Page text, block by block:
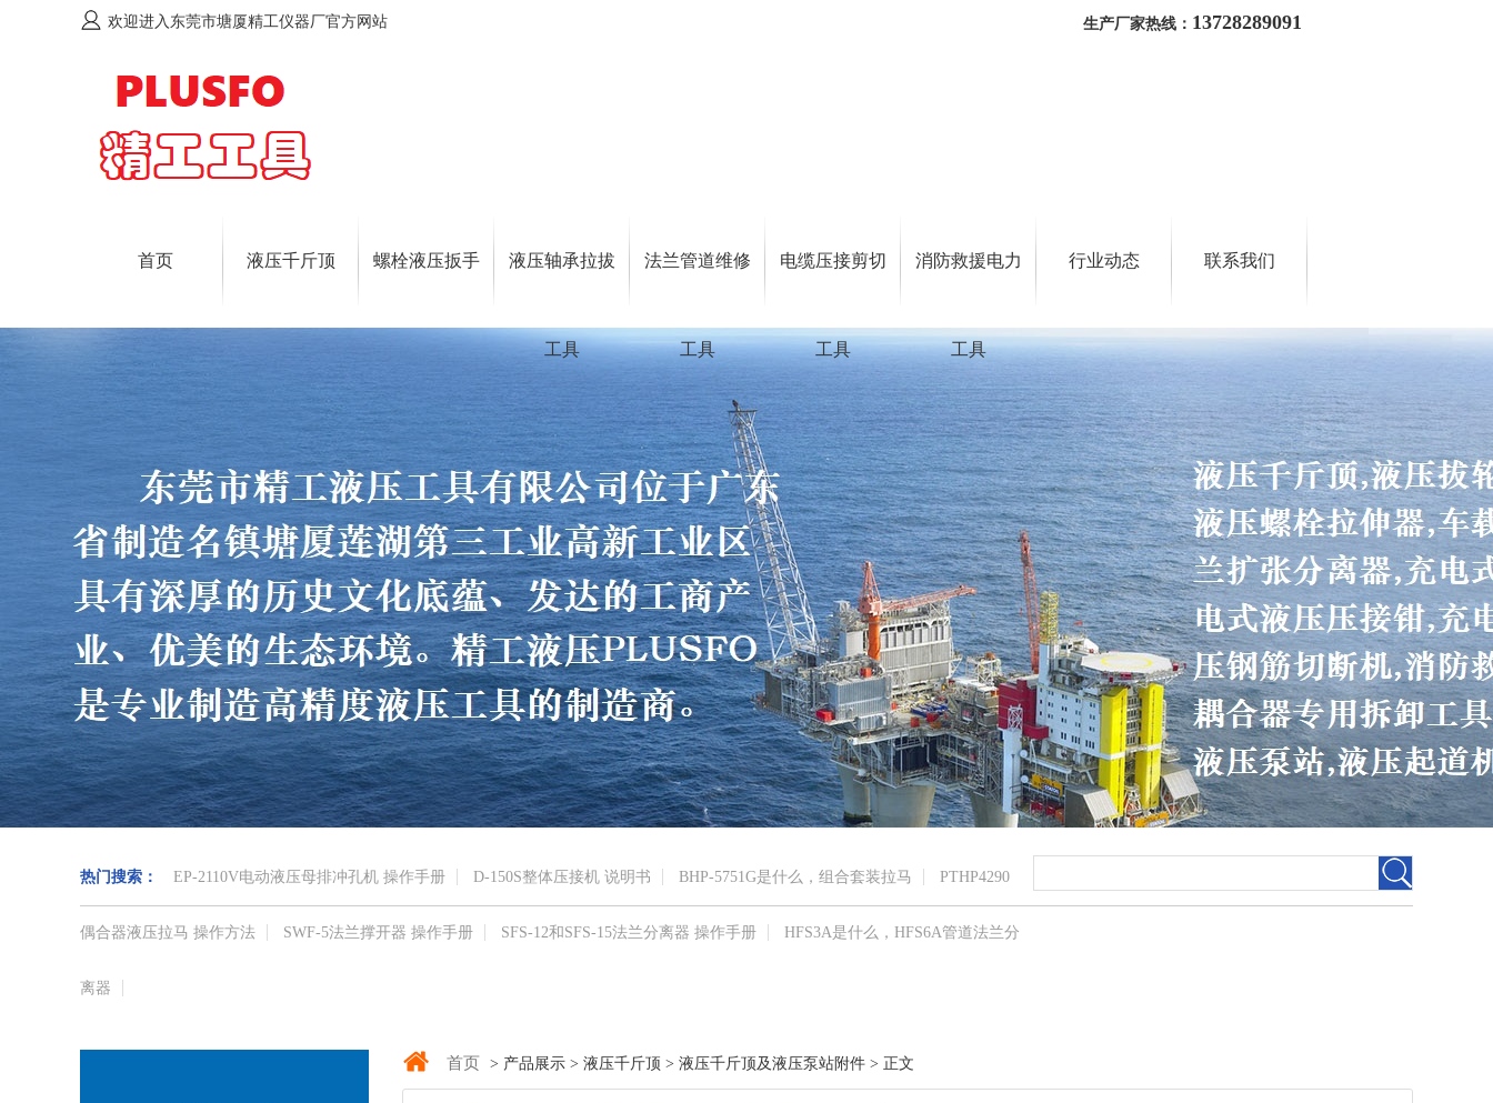
欢迎进入东莞市塘厦精工仪器厂官方网站 生产厂家热线： 13728289091
首页 液压千斤顶 螺栓液压扳手 液压轴承拉拔
工具
法兰管道维修
工具
电缆压接剪切
工具
消防救援电力
工具
行业动态 联系我们
热门搜索： EP-2110V电动液压母排冲孔机 操作手册 D-150S整体压接机 说明书 BHP-5751G是什么，组合套装拉马 PTHP4290
偶合器液压拉马 操作方法 SWF-5法兰撑开器 操作手册 SFS-12和SFS-15法兰分离器 操作手册 HFS3A是什么，HFS6A管道法兰分
离器
首页 > 产品展示 > 液压千斤顶 > 液压千斤顶及液压泵站附件 > 正文